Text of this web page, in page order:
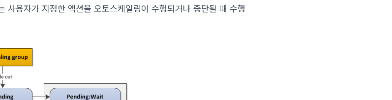
자가 지정한 액션을 오토스케일링이 수행되거나 중단될 때 수행